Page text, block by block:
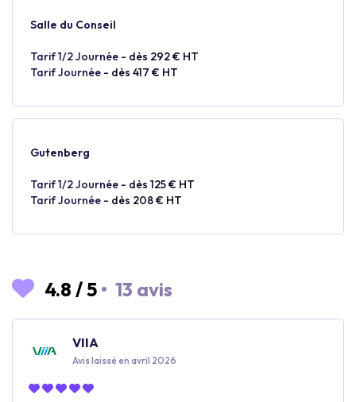
Salle du Conseil
Tarif 1/2 Journée - dès 292 € HT
Tarif Journée - dès 417 € HT
Gutenberg
Tarif 1/2 Journée - dès 125 € HT
Tarif Journée - dès 208 € HT
4.8 /5 • 13 avis
VIIA
Avis laissé en avril 2026